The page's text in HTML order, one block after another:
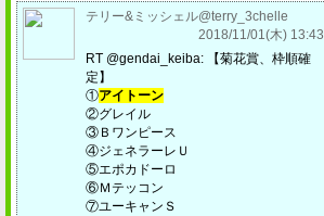
テリー&ミッシェル@terry_3chelle
2018/11/01(木) 13:43
RT @gendai_keiba: 【菊花賞、枠順確
定】
①アイトーン
②グレイル
③Ｂワンピース
④ジェネラーレＵ
⑤エポカドーロ
⑥Ｍテッコン
⑦ユーキャンＳ